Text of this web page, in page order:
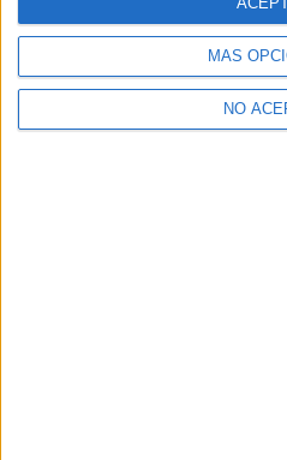
MÁS
NO
primer año de universidad